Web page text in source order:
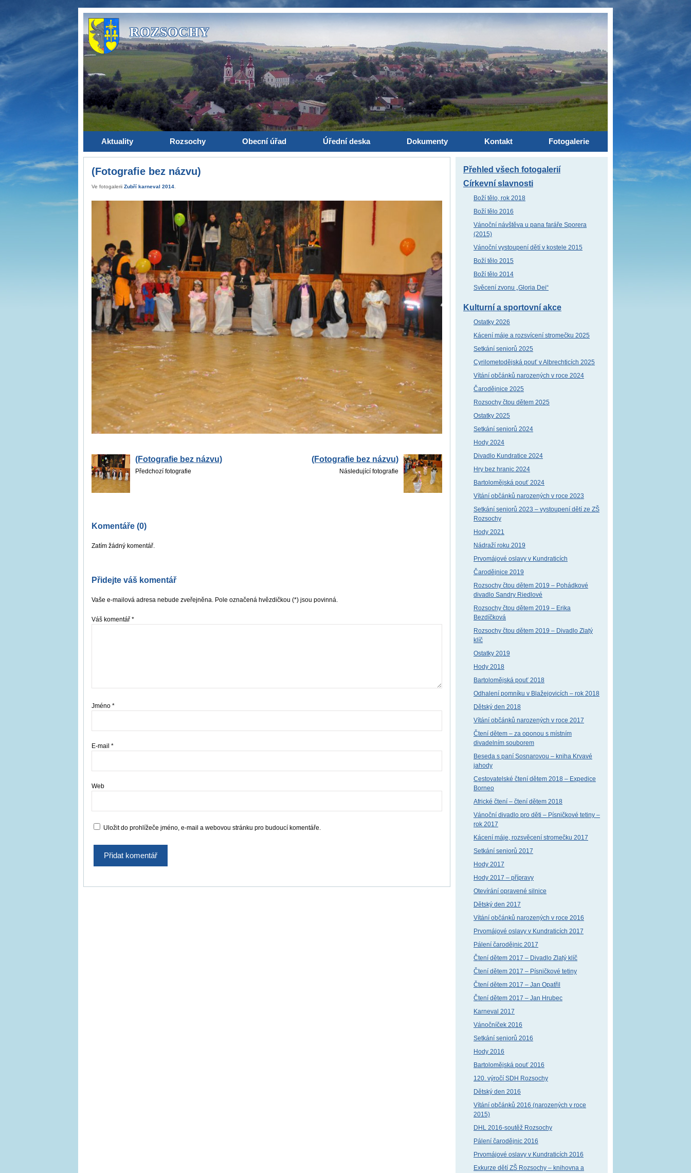
ROZSOCHY
Aktuality Rozsochy Obecní úřad Úřední deska Dokumenty Kontakt Fotogalerie
(Fotografie bez názvu)
Ve fotogalerii Zubří karneval 2014
(Fotografie bez názvu)
Předchozí fotografie
(Fotografie bez názvu)
Následující fotografie
Komentáře (0)
Zatím žádný komentář.
Přidejte váš komentář
Vaše e-mailová adresa nebude zveřejněna. Pole označená hvězdičkou (*) jsou povinná.
Váš komentář *
Jméno *
E-mail *
Web
Uložit do prohlížeče jméno, e-mail a webovou stránku pro budoucí komentáře.
Přehled všech fotogalerií
Církevní slavnosti
Boží tělo, rok 2018
Boží tělo 2016
Vánoční návštěva u pana faráře Sporera
(2015)
Vánoční vystoupení dětí v kostele 2015
Boží tělo 2015
Boží tělo 2014
Svěcení zvonu „Gloria Dei“
Kulturní a sportovní akce
Ostatky 2026
Kácení máje a rozsvícení stromečku 2025
Setkání seniorů 2025
Cyrilometodějská pouť v Albrechticích 2025
Vítání občánků narozených v roce 2024
Čarodějnice 2025
Rozsochy čtou dětem 2025
Ostatky 2025
Setkání seniorů 2024
Hody 2024
Divadlo Kundratice 2024
Hry bez hranic 2024
Bartolomějská pouť 2024
Vítání občánků narozených v roce 2023
Setkání seniorů 2023 – vystoupení dětí ze ZŠ
Rozsochy
Hody 2021
Nádraží roku 2019
Prvomájové oslavy v Kundraticích
Čarodějnice 2019
Rozsochy čtou dětem 2019 – Pohádkové
divadlo Sandry Riedlové
Rozsochy čtou dětem 2019 – Erika
Bezdíčková
Rozsochy čtou dětem 2019 – Divadlo Zlatý
klíč
Ostatky 2019
Hody 2018
Bartolomějská pouť 2018
Odhalení pomníku v Blažejovicích – rok 2018
Dětský den 2018
Vítání občánků narozených v roce 2017
Čtení dětem – za oponou s místním
divadelním souborem
Beseda s paní Sosnarovou – kniha Krvavé
jahody
Cestovatelské čtení dětem 2018 – Expedice
Borneo
Africké čtení – čtení dětem 2018
Vánoční divadlo pro děti – Písničkové tetiny –
rok 2017
Kácení máje, rozsvěcení stromečku 2017
Setkání seniorů 2017
Hody 2017
Hody 2017 – přípravy
Otevírání opravené silnice
Dětský den 2017
Vítání občánků narozených v roce 2016
Prvomájové oslavy v Kundraticích 2017
Pálení čarodějnic 2017
Čtení dětem 2017 – Divadlo Zlatý klíč
Čtení dětem 2017 – Písničkové tetiny
Čtení dětem 2017 – Jan Opatřil
Čtení dětem 2017 – Jan Hrubec
Karneval 2017
Vánočníček 2016
Setkání seniorů 2016
Hody 2016
Bartolomějská pouť 2016
120. výročí SDH Rozsochy
Dětský den 2016
Vítání občánků 2016 (narozených v roce
2015)
DHL 2016-soutěž Rozsochy
Pálení čarodějnic 2016
Prvomájové oslavy v Kundraticích 2016
Exkurze dětí ZŠ Rozsochy – knihovna a